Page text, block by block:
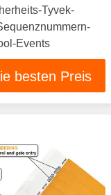
Tyvek-
Events
besten Preis